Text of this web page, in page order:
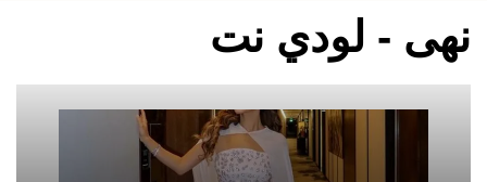
نهى - لودي نت